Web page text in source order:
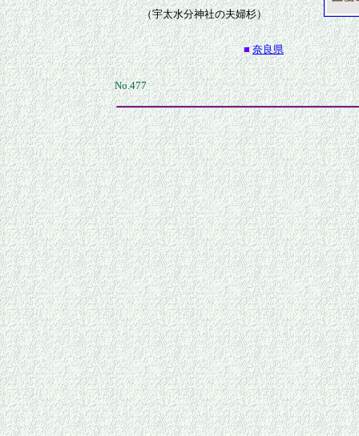
（宇太水分神社の夫婦杉）
■ 奈良県
No.477